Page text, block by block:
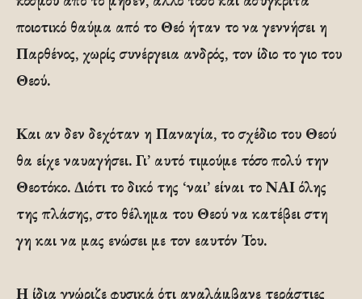
ποιοτικό θαύμα από το Θεό ήταν το να γεννήσει η
Παρθένος, χωρίς συνέργεια ανδρός, τον ίδιο το γιο του
Θεού.
Και αν δεν δεχόταν η Παναγία, το σχέδιο του Θεού
θα είχε ναυαγήσει. Γι’ αυτό τιμούμε τόσο πολύ την
Θεοτόκο. Διότι το δικό της ‘ναι’ είναι το ΝΑΙ όλης
της πλάσης, στο θέλημα του Θεού να κατέβει στη
γη και να μας ενώσει με τον εαυτόν Του.
Η ίδια γνώριζε φυσικά ότι αναλάμβανε τεράστιες